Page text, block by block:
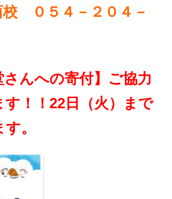
校 ０５４－２０４－
さんへの寄付】ご協力
す！！22日（火）まで
。